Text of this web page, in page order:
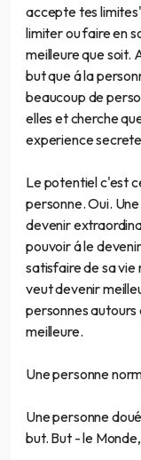
accepte tes
limiter ou faire en
meilleure que soit.
but que á la
beaucoup de
elles et cherche
experience
Le potentiel c'est
personne. Oui.
devenir
pouvoir á le
satisfaire de sa
veut devenir
personnes autours
meilleure.
Une personne
Une personne
but. But - le